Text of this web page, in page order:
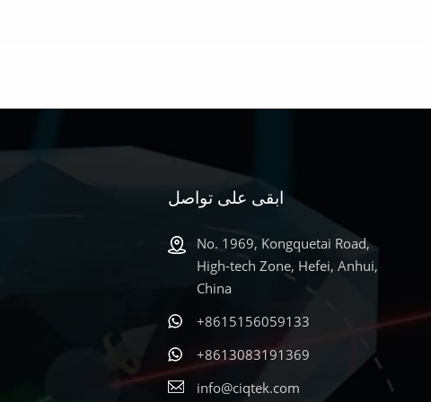
ابقى على تواصل
No. 1969, Kongquetai Road,
High-tech Zone, Hefei, Anhui,
China
+8615156059133
+8613083191369
info@ciqtek.com